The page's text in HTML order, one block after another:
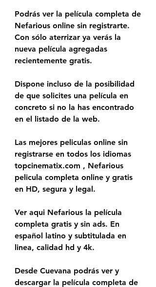
Podrás ver la película completa de
Nefarious online sin registrarte.
Con sólo aterrizar ya verás la
nueva película agregadas
recientemente gratis.
Dispone incluso de la posibilidad
de que solicites una película en
concreto si no la has encontrado
en el listado de la web.
Las mejores peliculas online sin
registrarse en todos los idiomas
topcinematix.com , Nefarious
pelicula completa online y gratis
en HD, segura y legal.
Ver aqui Nefarious la película
completa gratis y sin ads. En
español latino y subtitulada en
linea, calidad hd y 4k.
Desde Cuevana podrás ver y
descargar la película completa de